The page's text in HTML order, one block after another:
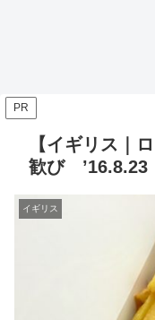
PR
【イギリス｜
歓び ’16.8.23
イギリス